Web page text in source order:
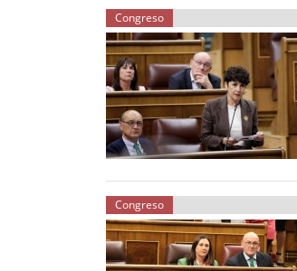
Congreso
Congreso